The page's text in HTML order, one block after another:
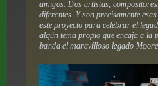
amigos. Dos artistas,
diferentes. Y son precisamente
este proyecto para celebrar el
algún tema propio que encaja a la
banda el maravilloso legado